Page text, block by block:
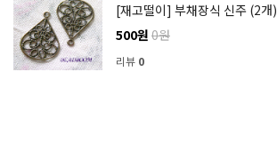
[재고떨이] 부채장식 신주 (2개)
500원 0원
리뷰 0